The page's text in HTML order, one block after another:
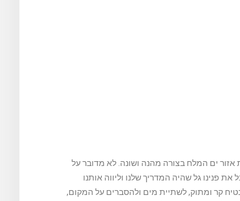
אזור ים המלח בצורה מהנה ושונה. לא מדובר על
פנינו גל שהיה המדריך שלנו וליווה אותנו
מאוד אדיב וסבלני. במהלך הטיול הייתה עצירה בדרך של 15 דק’ לאבטיח קר ומתוק, לשתיית מים ולהסברים על המקום,